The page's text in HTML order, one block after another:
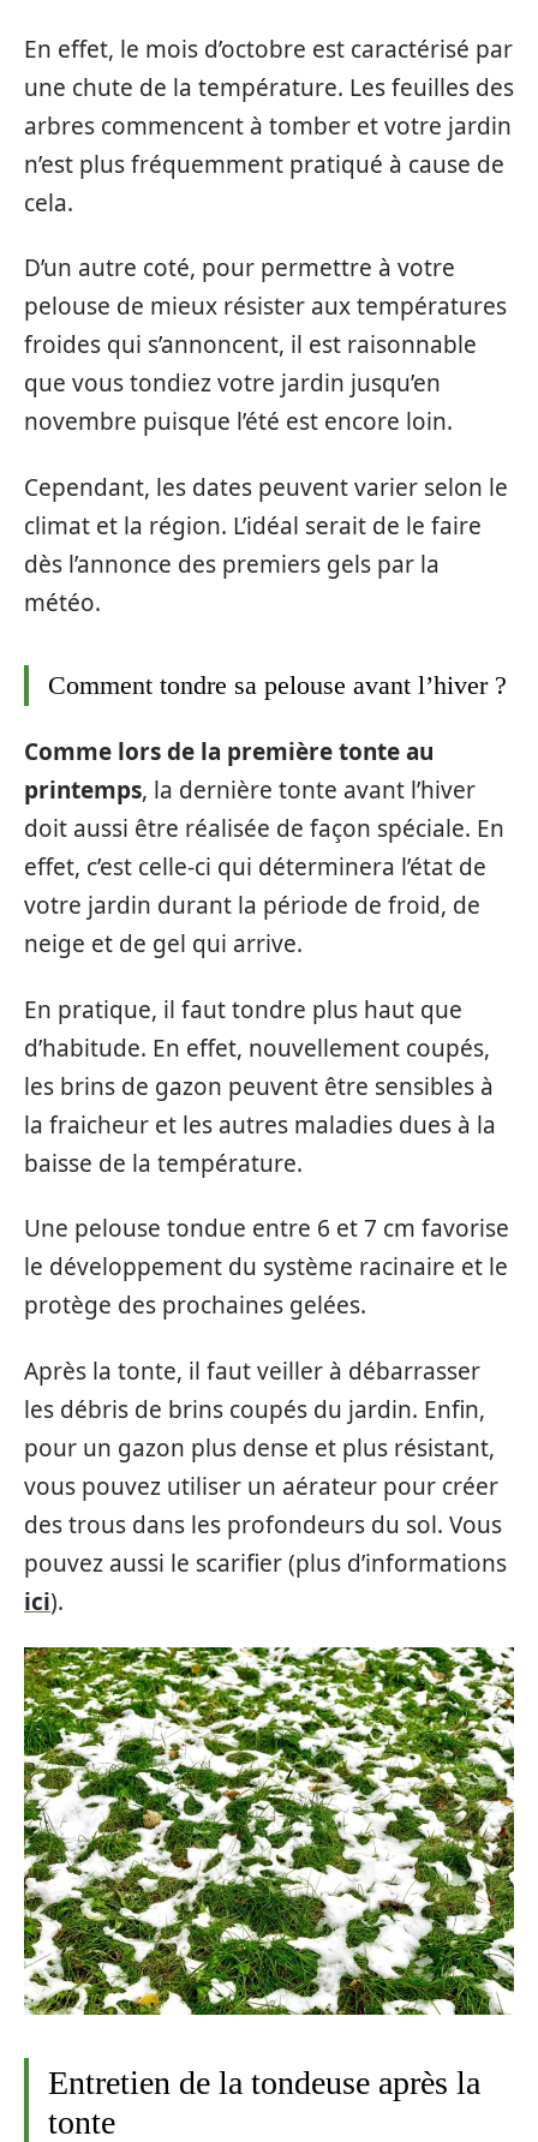
En effet, le mois d’octobre est caractérisé par
une chute de la température. Les feuilles des
arbres commencent à tomber et votre jardin
n’est plus fréquemment pratiqué à cause de
cela.
D’un autre coté, pour permettre à votre
pelouse de mieux résister aux températures
froides qui s’annoncent, il est raisonnable
que vous tondiez votre jardin jusqu’en
novembre puisque l’été est encore loin.
Cependant, les dates peuvent varier selon le
climat et la région. L’idéal serait de le faire
dès l’annonce des premiers gels par la
météo.
Comment tondre sa pelouse avant l’hiver ?
Comme lors de la première tonte au
printemps, la dernière tonte avant l’hiver
doit aussi être réalisée de façon spéciale. En
effet, c’est celle-ci qui déterminera l’état de
votre jardin durant la période de froid, de
neige et de gel qui arrive.
En pratique, il faut tondre plus haut que
d’habitude. En effet, nouvellement coupés,
les brins de gazon peuvent être sensibles à
la fraicheur et les autres maladies dues à la
baisse de la température.
Une pelouse tondue entre 6 et 7 cm favorise
le développement du système racinaire et le
protège des prochaines gelées.
Après la tonte, il faut veiller à débarrasser
les débris de brins coupés du jardin. Enfin,
pour un gazon plus dense et plus résistant,
vous pouvez utiliser un aérateur pour créer
des trous dans les profondeurs du sol. Vous
pouvez aussi le scarifier (plus d’informations
ici).
Entretien de la tondeuse après la
tonte